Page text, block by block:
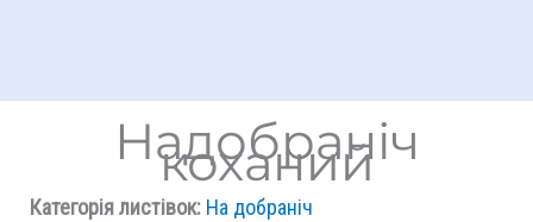
Надобраніч
коханий
Категорія листівок: На добраніч